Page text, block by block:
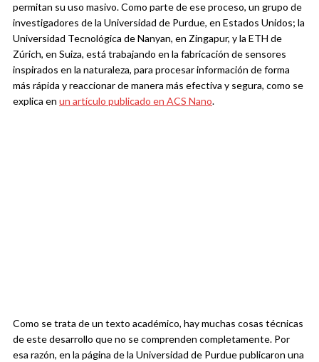
permitan su uso masivo. Como parte de ese proceso, un grupo de
investigadores de la Universidad de Purdue, en Estados Unidos; la
Universidad Tecnológica de Nanyan, en Zingapur, y la ETH de
Zúrich, en Suiza, está trabajando en la fabricación de sensores
inspirados en la naturaleza, para procesar información de forma
más rápida y reaccionar de manera más efectiva y segura, como se
explica en un artículo publicado en ACS Nano.
Como se trata de un texto académico, hay muchas cosas técnicas
de este desarrollo que no se comprenden completamente. Por
esa razón, en la página de la Universidad de Purdue publicaron una